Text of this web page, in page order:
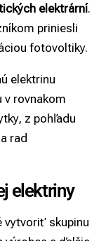
elektrární.
priniesli
fotovoltiky.
elektrinu
v rovnakom
z pohľadu
rad
elektriny
vytvoriť skupinu